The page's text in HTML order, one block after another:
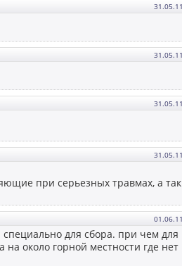
при серьезных травмах, а
для сбора. при чем для
на около горной местности где нет